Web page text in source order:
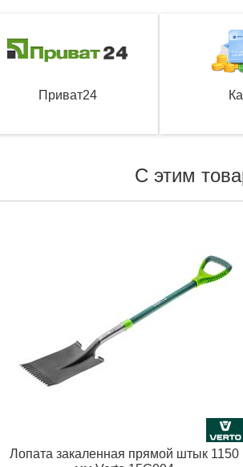
Приват24
С этим
Лопата закаленная прямой штык 1150